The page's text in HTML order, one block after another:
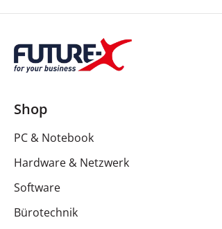
Kompatibilität
Spezifikationen
Shop
PC & Notebook
Hardware & Netzwerk
Software
Bürotechnik